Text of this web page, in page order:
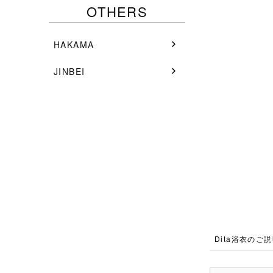
OTHERS
HAKAMA
JINBEI
Dita浴衣のご